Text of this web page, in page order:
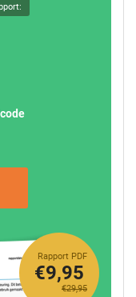
Rapport PDF
€29,95
€9,95